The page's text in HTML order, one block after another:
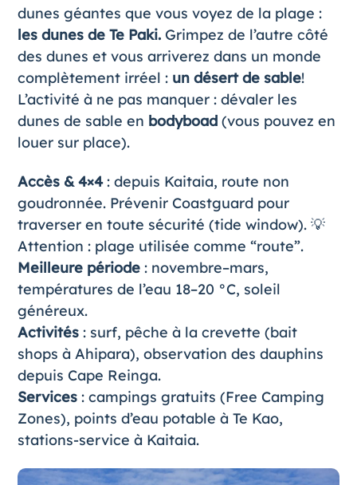
dunes géantes que vous voyez de la plage :
les dunes de Te Paki.Grimpez de l’autre côté
des dunes et vous arriverez dans un monde
complètement irréel : un désert de sable!
L’activité à ne pas manquer : dévaler les
dunes de sable en bodyboad (vous pouvez en
louer sur place).
Accès & 4×4: depuis Kaitaia, route non
goudronnée. Prévenir Coastguard pour
traverser en toute sécurité (tide window). 💡
Attention : plage utilisée comme “route”.
Meilleure période: novembre–mars,
températures de l’eau 18–20 °C, soleil
généreux.
Activités: surf, pêche à la crevette (bait
shops à Ahipara), observation des dauphins
depuis Cape Reinga.
Services: campings gratuits (Free Camping
Zones), points d’eau potable à Te Kao,
stations-service à Kaitaia.